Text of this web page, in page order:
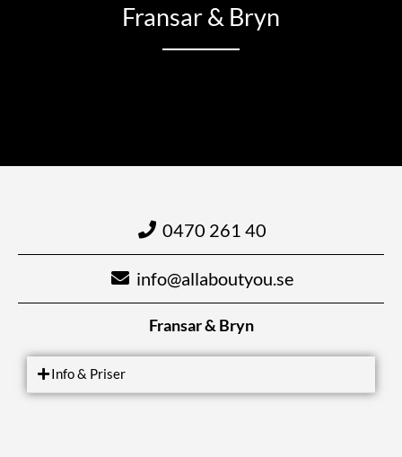
Fransar & Bryn
0470 261 40
info@allaboutyou.se
Fransar & Bryn
Info & Priser